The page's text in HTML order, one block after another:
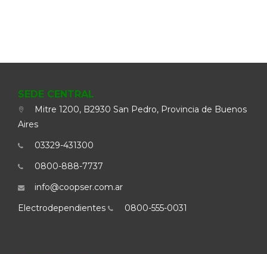
SEDE CENTRAL
Mitre 1200, B2930 San Pedro, Provincia de Buenos
Aires
03329-431300
0800-888-7737
info@coopser.com.ar
Electrodependientes
0800-555-0031